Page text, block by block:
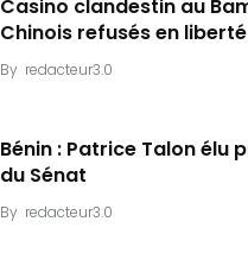
Casino clandestin au
Chinois refusés en liberté
By redacteur3.0
Bénin : Patrice Talon élu
du Sénat
By redacteur3.0